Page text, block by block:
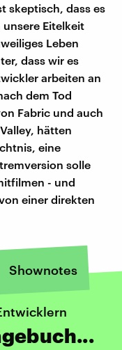
skeptisch, dass es
Eitelkeit
Leben
dass wir es
arbeiten an
dem Tod
Fabric und auch
hätten
eine
solle
- und
einer direkten
Shownotes